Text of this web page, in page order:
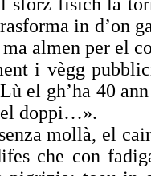
in d’on
almen per el
i vègg
el gh’ha 40
el doppi…».
mollà, el
che con